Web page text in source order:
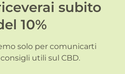
subito
10%
solo per comunicarti
utili sul CBD.